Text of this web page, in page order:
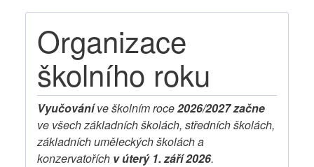
Organizace
školního roku
Vyučováníve školním roce2026/2027 začne
ve všech základních školách, středních školách,
základních uměleckých školách a
konzervatořích v úterý 1. září 2026.